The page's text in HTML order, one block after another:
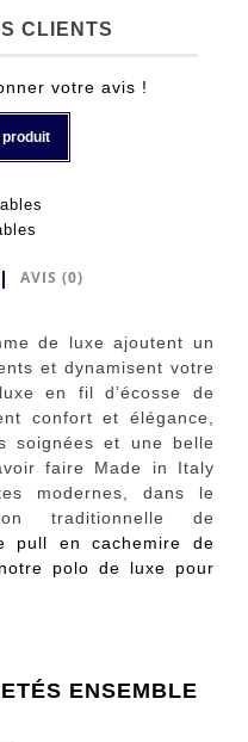
CLIENTS
votre avis !
produit
AVIS (0)
de luxe ajoutent un
et dynamisent votre
en fil d’écosse de
confort et élégance,
soignées et une belle
faire Made in Italy
modernes, dans le
traditionnelle de
pull en cachemire de
polo de luxe pour
ENSEMBLE